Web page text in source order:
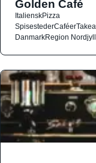
Golden Café
ItalienskPizza
SpisestederCaféer
DanmarkRegion